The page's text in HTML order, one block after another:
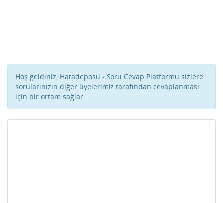
Hoş geldiniz, Hatadeposu - Soru Cevap Platformu sizlere
sorularınızın diğer üyelerimiz tarafından cevaplanması
için bir ortam sağlar.